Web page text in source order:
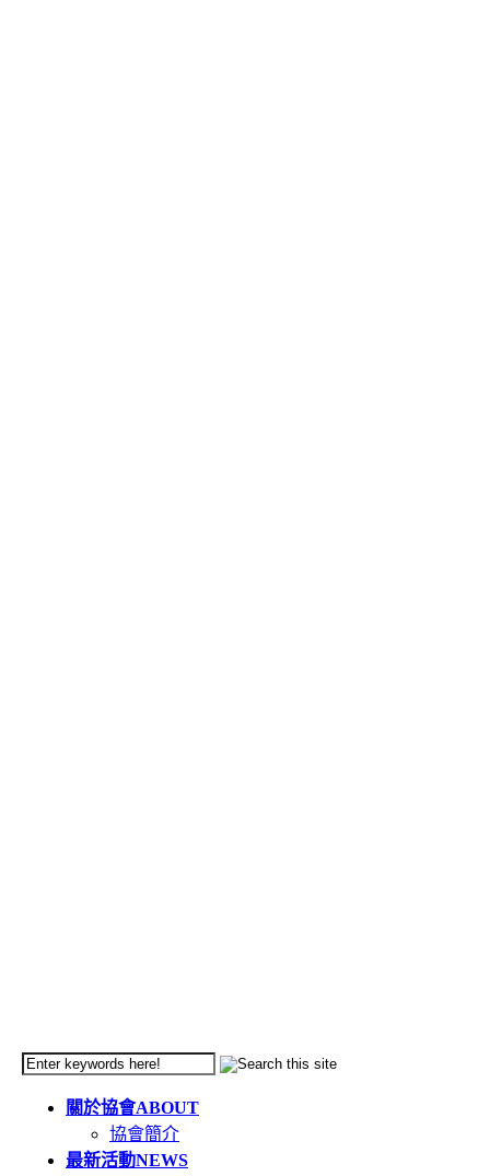
關於協會ABOUT
協會簡介
最新活動NEWS